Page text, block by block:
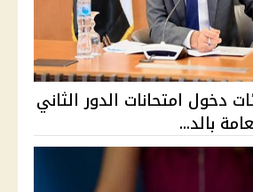
دخول امتحانات الدور الثاني